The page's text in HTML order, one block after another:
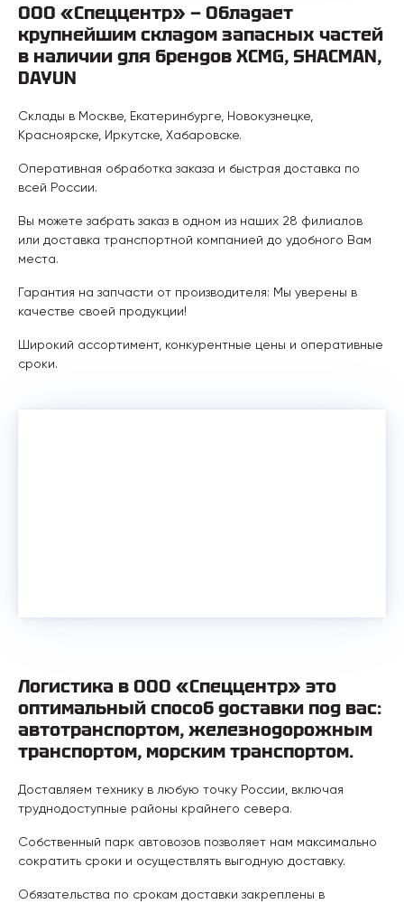
ООО «Спеццентр» — Обладает
крупнейшим складом запасных частей
в наличии для брендов XCMG, SHACMAN,
DAYUN
Склады в Москве, Екатеринбурге, Новокузнецке,
Красноярске, Иркутске, Хабаровске.
Оперативная обработка заказа и быстрая доставка по
всей России.
Вы можете забрать заказ в одном из наших 28 филиалов
или доставка транспортной компанией до удобного Вам
места.
Гарантия на запчасти от производителя: Мы уверены в
качестве своей продукции!
Широкий ассортимент, конкурентные цены и оперативные
сроки.
Логистика в ООО «Спеццентр» это
оптимальный способ доставки под вас:
автотранспортом, железнодорожным
транспортом, морским транспортом.
Доставляем технику в любую точку России, включая
труднодоступные районы крайнего севера.
Собственный парк автовозов позволяет нам максимально
сократить сроки и осуществлять выгодную доставку.
Обязательства по срокам доставки закреплены в